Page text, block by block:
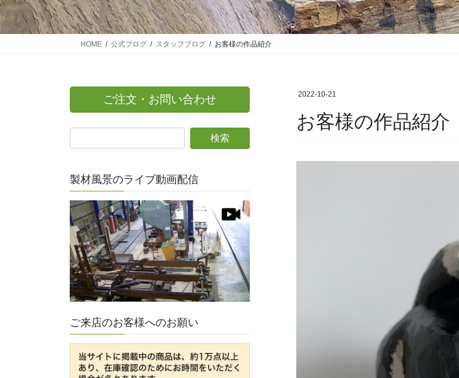
HOME 公式ブログ スタッフブログ お客様の作品紹介
2022-10-21
お客様の作品紹介
ご注文・お問い合わせ
製材風景のライブ動画配信
ご来店のお客様へのお願い